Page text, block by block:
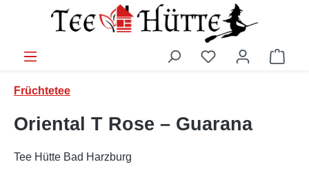
Zum Hauptinhalt springen
Früchtetee
Oriental T Rose – Guarana
Tee Hütte Bad Harzburg